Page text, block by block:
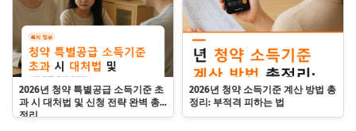
2026년 청약 특별공급 소득기준 초
과 시 대처법 및 신청 전략 완벽 총
정리
2026년 청약 소득기준 계산 방법 총
정리: 부적격 피하는 법